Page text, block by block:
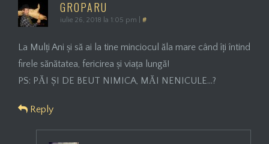
GROPARU
iulie 26, 2018 la 1:05 pm #
La Mulți Ani și să ai la tine minciocul ăla mare când îți întind
firele sănătatea, fericirea și viața lungă!
PS: PĂI ȘI DE BEUT NIMICA, MĂI NENICULE…?
Reply